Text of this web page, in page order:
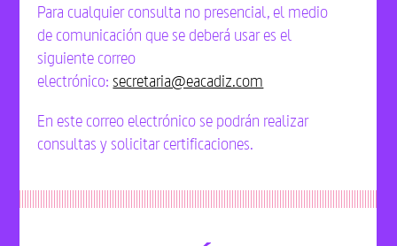
Para cualquier consulta no presencial, el medio
de comunicación que se deberá usar es el
siguiente correo
electrónico:secretaria@eacadiz.com
En este correo electrónico se podrán realizar
consultas y solicitar certificaciones.